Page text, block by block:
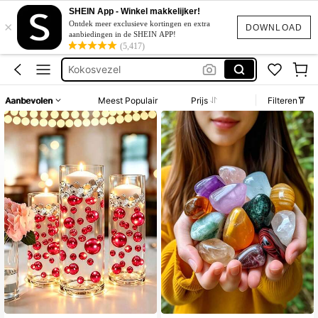
DOWNLOAD
×
SHEIN App - Winkel makkelijker!
Ontdek meer exclusieve kortingen en extra
aanbiedingen in de SHEIN APP!
(5,417)
Parels Zonder Gat
Drijvende Parels
Kokosvezel
Wedding Mandjes
Sierstenen
Parels Zonder Gat
Aanbevolen Meest Populair Prijs Filteren